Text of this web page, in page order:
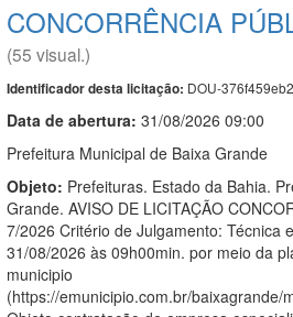
CONCORRÊNCIA
(55 visual.)
Identificador desta licitação: DOU-
Data de abertura: 31/08/2026 09:00
Prefeitura Municipal de Baixa Grande
Objeto: Prefeituras. Estado da Bahia.
Grande. AVISO DE LICITAÇÃO
7/2026 Critério de Julgamento: Técnica
31/08/2026 às 09h00min. por meio da
municipio
(https://emunicipio.com.br/baixagrande/